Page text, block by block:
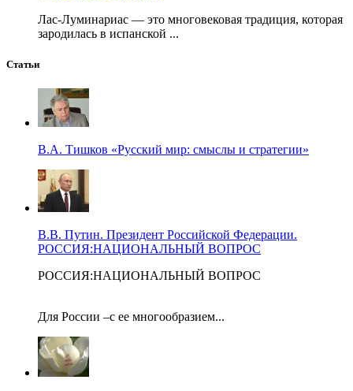
Лас-Луминариас — это многовековая традиция, которая
зародилась в испанской ...
Статьи
В.А. Тишков «Русский мир: смыслы и стратегии»
В.В. Путин. Президент Российской Федерации.
РОССИЯ:НАЦИОНАЛЬНЫЙ ВОПРОС
РОССИЯ:НАЦИОНАЛЬНЫЙ ВОПРОС
Для России –с ее многообразием...